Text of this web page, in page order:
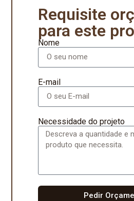
Requisite
para este
Nome
E-mail
Necessidade do projeto
Pedir